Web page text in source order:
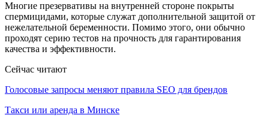
Многие презервативы на внутренней стороне покрыты
спермицидами, которые служат дополнительной защитой от
нежелательной беременности. Помимо этого, они обычно
проходят серию тестов на прочность для гарантирования
качества и эффективности.
Сейчас читают
Голосовые запросы меняют правила SEO для брендов
Такси или аренда в Минске